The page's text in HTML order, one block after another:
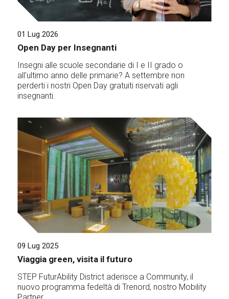
01 Lug 2026
Open Day per Insegnanti
Insegni alle scuole secondarie di I e II grado o
all'ultimo anno delle primarie? A settembre non
perderti i nostri Open Day gratuiti riservati agli
insegnanti.
09 Lug 2025
Viaggia green, visita il futuro
STEP FuturAbility District aderisce a Community, il
nuovo programma fedeltà di Trenord, nostro Mobility
Partner.